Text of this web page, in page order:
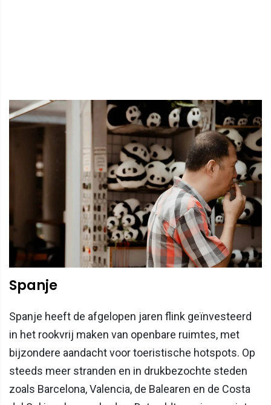
Spanje
Spanje heeft de afgelopen jaren flink geïnvesteerd
in het rookvrij maken van openbare ruimtes, met
bijzondere aandacht voor toeristische hotspots. Op
steeds meer stranden en in drukbezochte steden
zoals Barcelona, Valencia, de Balearen en de Costa